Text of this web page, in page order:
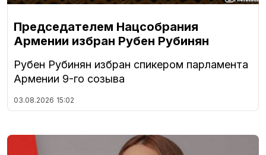
Председателем Нацсобрания
Армении избран Рубен Рубинян
Рубен Рубинян избран спикером парламента
Армении 9-го созыва
03.08.2026 15:02